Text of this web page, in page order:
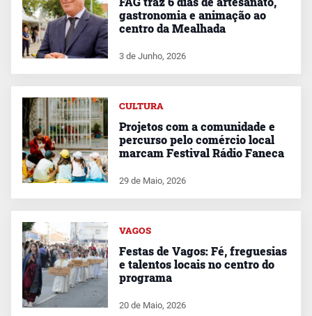
gastronomia e animação ao
centro da Mealhada
3 de Junho, 2026
CULTURA
Projetos com a comunidade e
percurso pelo comércio local
marcam Festival Rádio Faneca
29 de Maio, 2026
VAGOS
Festas de Vagos: Fé, freguesias
e talentos locais no centro do
programa
20 de Maio, 2026